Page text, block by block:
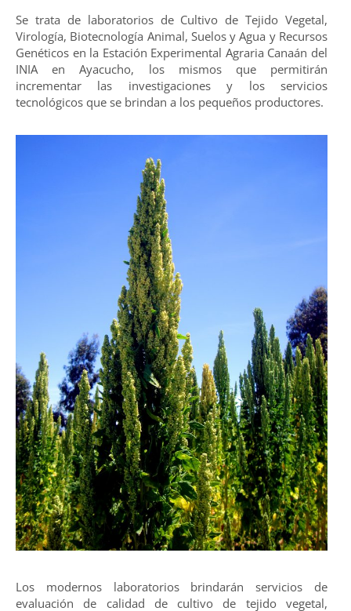
Se trata de laboratorios de Cultivo de Tejido Vegetal,
Virología, Biotecnología Animal, Suelos y Agua y Recursos
Genéticos en la Estación Experimental Agraria Canaán del
INIA en Ayacucho, los mismos que permitirán
incrementar las investigaciones y los servicios
tecnológicos que se brindan a los pequeños productores.
Los modernos laboratorios brindarán servicios de
evaluación de calidad de cultivo de tejido vegetal,